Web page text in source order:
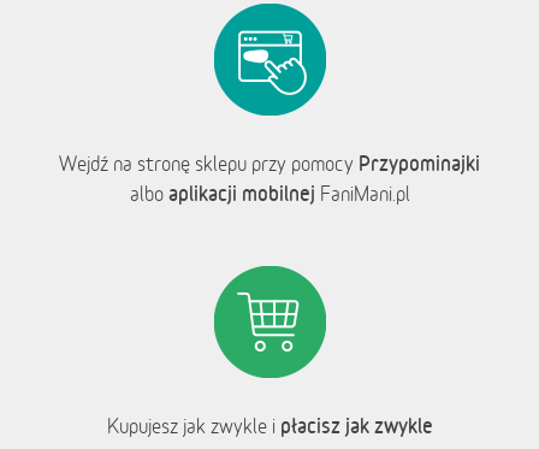
Wejdź na stronę sklepu przy pomocy Przypominajki
albo aplikacji mobilnej FaniMani.pl
Kupujesz jak zwykle i płacisz jak zwykle